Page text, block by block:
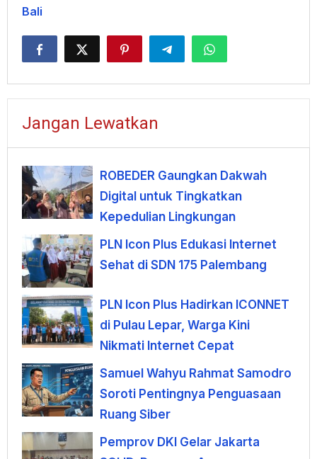
Bali
Jangan Lewatkan
ROBEDER Gaungkan Dakwah
Digital untuk Tingkatkan
Kepedulian Lingkungan
PLN Icon Plus Edukasi Internet
Sehat di SDN 175 Palembang
PLN Icon Plus Hadirkan ICONNET
di Pulau Lepar, Warga Kini
Nikmati Internet Cepat
Samuel Wahyu Rahmat Samodro
Soroti Pentingnya Penguasaan
Ruang Siber
Pemprov DKI Gelar Jakarta